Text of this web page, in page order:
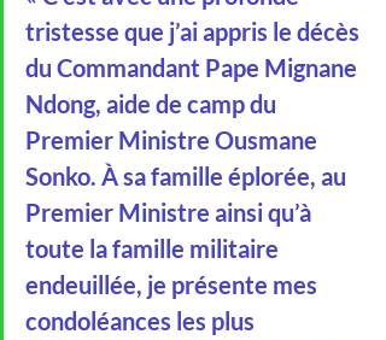
tristesse que j’ai appris le décès
du Commandant Pape Mignane
Ndong, aide de camp du
Premier Ministre Ousmane
Sonko. À sa famille éplorée, au
Premier Ministre ainsi qu’à
toute la famille militaire
endeuillée, je présente mes
condoléances les plus